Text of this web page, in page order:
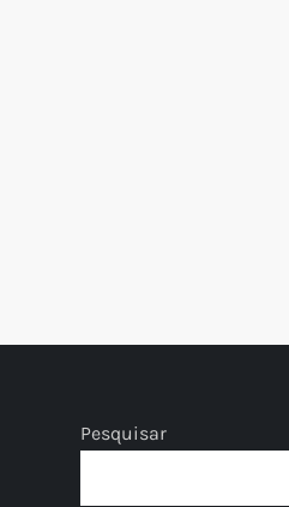
Pesquisar